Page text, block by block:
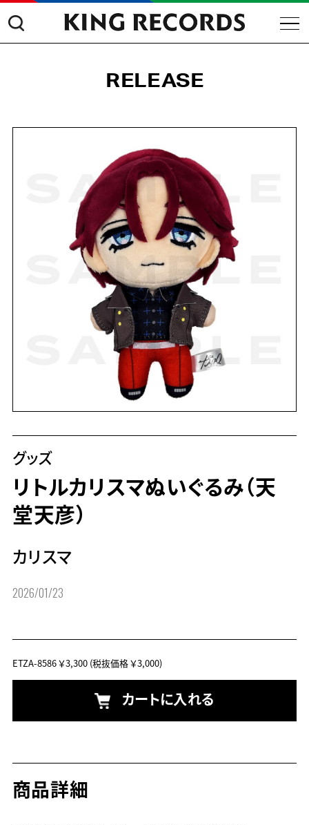
RELEASE
グッズ
リトルカリスマぬいぐるみ（天
堂天彦）
カリスマ
2026/01/23
ETZA-8586￥3,300(税抜価格 ￥3,000)
カートに入れる
商品詳細